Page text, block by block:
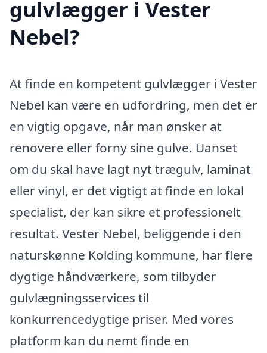
gulvlægger i Vester
Nebel?
At finde en kompetent gulvlægger i Vester
Nebel kan være en udfordring, men det er
en vigtig opgave, når man ønsker at
renovere eller forny sine gulve. Uanset
om du skal have lagt nyt trægulv, laminat
eller vinyl, er det vigtigt at finde en lokal
specialist, der kan sikre et professionelt
resultat. Vester Nebel, beliggende i den
naturskønne Kolding kommune, har flere
dygtige håndværkere, som tilbyder
gulvlægningsservices til
konkurrencedygtige priser. Med vores
platform kan du nemt finde en